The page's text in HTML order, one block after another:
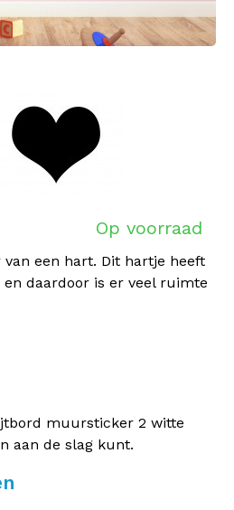
Op voorraad
een hart. Dit hartje heeft
daardoor is er veel ruimte
muursticker 2 witte
aan de slag kunt.